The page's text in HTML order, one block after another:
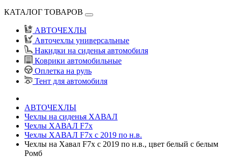
КАТАЛОГ ТОВАРОВ
АВТОЧЕХЛЫ
Авточехлы универсальные
Накидки на сиденья автомобиля
Коврики автомобильные
Оплетка на руль
Тент для автомобиля
АВТОЧЕХЛЫ
Чехлы на сиденья ХАВАЛ
Чехлы ХАВАЛ F7x
Чехлы ХАВАЛ F7x с 2019 по н.в.
Чехлы на Хавал F7x с 2019 по н.в., цвет белый с белым
Ромб